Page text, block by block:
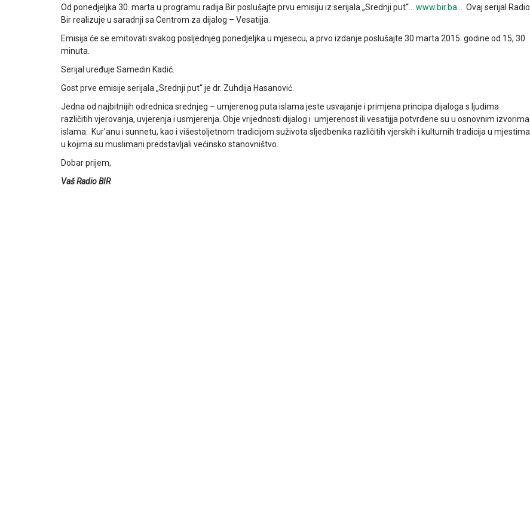
Od ponedjeljka 30. marta u programu radija Bir poslušajte prvu emisiju iz serijala „Srednji put“… www.bir.ba … Ovaj serijal Radio
Bir realizuje u saradnji sa Centrom za dijalog – Vesatijja.
Emisija će se emitovati svakog posljednjeg ponedjeljka u mjesecu, a prvo izdanje poslušajte 30 marta 2015. godine od 15, 30
minuta.
Serijal uređuje Samedin Kadić.
Gost prve emisije serijala „Srednji put“ je dr. Zuhdija Hasanović.
Jedna od najbitnijih odrednica srednjeg – umjerenog puta islama jeste usvajanje i primjena principa dijaloga s ljudima
različitih vjerovanja, uvjerenja i usmjerenja. Obje vrijednosti dijalog i umjerenost ili vesatijja potvrđene su u osnovnim izvorima
islama: Kur'anu i sunnetu, kao i višestoljetnom tradicijom suživota sljedbenika različitih vjerskih i kulturnih tradicija u mjestima
u kojima su muslimani predstavljali većinsko stanovništvo.
Dobar prijem,
Vaš Radio BIR